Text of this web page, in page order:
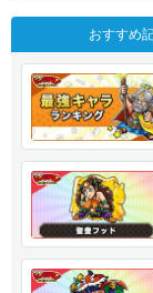
おすすめ